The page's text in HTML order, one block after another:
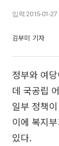
입력 2015-01-27
김부미 기자
정부와 여
데 국공립
일부 정책
이에 복지
있다.